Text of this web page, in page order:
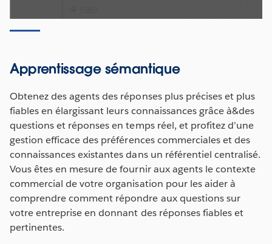
Apprentissage sémantique
Obtenez des agents des réponses plus précises et plus
fiables en élargissant leurs connaissances grâce à&des
questions et réponses en temps réel, et profitez d’une
gestion efficace des préférences commerciales et des
connaissances existantes dans un référentiel centralisé.
Vous êtes en mesure de fournir aux agents le contexte
commercial de votre organisation pour les aider à
comprendre comment répondre aux questions sur
votre entreprise en donnant des réponses fiables et
pertinentes.